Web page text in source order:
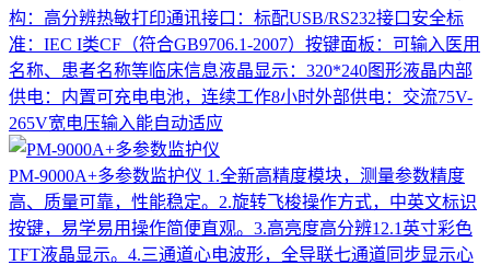
构：高分辨热敏打印通讯接口：标配USB/RS232接口安全标
准：IEC I类CF（符合GB9706.1-2007）按键面板：可输入医用
名称、患者名称等临床信息液晶显示：320*240图形液晶内部
供电：内置可充电电池，连续工作8小时外部供电：交流75V-
265V宽电压输入能自动适应
PM-9000A+多参数监护仪 1.全新高精度模块，测量参数精度
高、质量可靠，性能稳定。2.旋转飞梭操作方式，中英文标识
按键，易学易用操作简便直观。3.高亮度高分辨12.1英寸彩色
TFT液晶显示。4.三通道心电波形，全导联七通道同步显示心